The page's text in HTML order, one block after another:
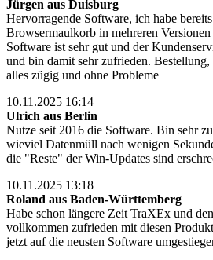
Jürgen aus Duisburg
Hervorragende Software, ich habe
Browsermaulkorb in mehreren
Software ist sehr gut und der
und bin damit sehr zufrieden.
alles zügig und ohne Probleme
10.11.2025 16:14
Ulrich aus Berlin
Nutze seit 2016 die Software. Bin sehr
wieviel Datenmüll nach wenigen
die "Reste" der Win-Updates sind
10.11.2025 13:18
Roland aus Baden-Württemberg
Habe schon längere Zeit TraXEx und
vollkommen zufrieden mit diesen
jetzt auf die neusten Software